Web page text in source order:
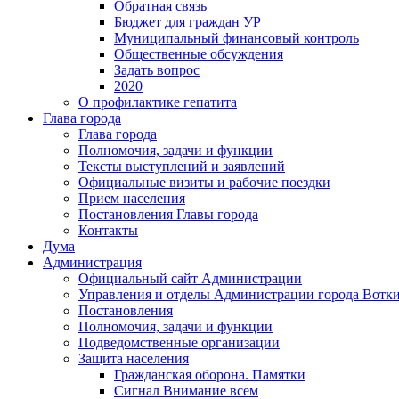
Обратная связь
Бюджет для граждан УР
Муниципальный финансовый контроль
Общественные обсуждения
Задать вопрос
2020
О профилактике гепатита
Глава города
Глава города
Полномочия, задачи и функции
Тексты выступлений и заявлений
Официальные визиты и рабочие поездки
Прием населения
Постановления Главы города
Контакты
Дума
Администрация
Официальный сайт Администрации
Управления и отделы Администрации города
Постановления
Полномочия, задачи и функции
Подведомственные организации
Защита населения
Гражданская оборона. Памятки
Сигнал Внимание всем